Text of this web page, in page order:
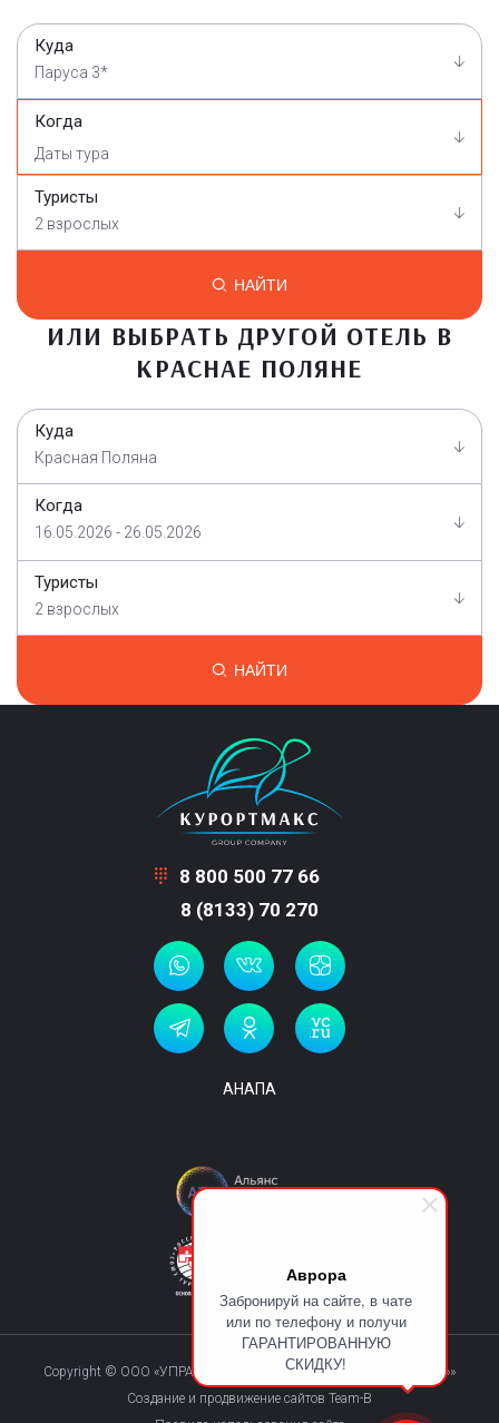
Аврора
Забронируй на сайте, в чате
или по телефону и получи
ГАРАНТИРОВАННУЮ
СКИДКУ!
Куда
Паруса 3*
Когда
Туристы
2 взрослых
НАЙТИ
ИЛИ ВЫБРАТЬ ДРУГОЙ ОТЕЛЬ В
КРАСНАЕ ПОЛЯНЕ
Куда
Красная Поляна
Когда
16.05.2026 - 26.05.2026
Туристы
2 взрослых
НАЙТИ
8 800 500 77 66
8 (8133) 70 270
АНАПА
Copyright © ООО «УПРАВЛЯЮЩАЯ КОМПАНИЯ «КУРОРТМАКС»»
Создание и продвижение сайтов Team-B